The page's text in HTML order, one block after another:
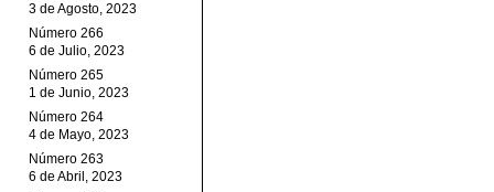
3 de Agosto, 2023
Número 266
6 de Julio, 2023
Número 265
1 de Junio, 2023
Número 264
4 de Mayo, 2023
Número 263
6 de Abril, 2023